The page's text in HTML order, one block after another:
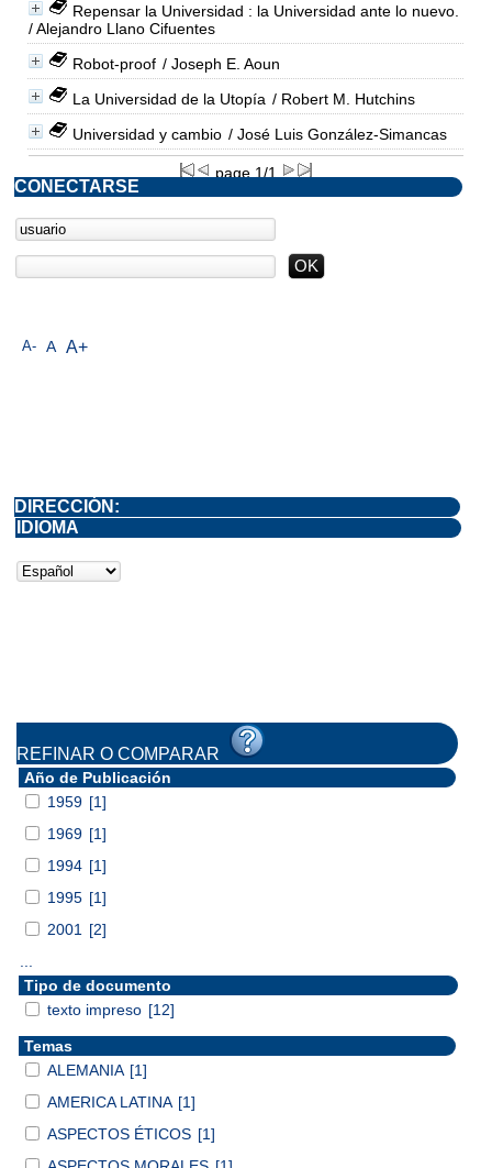
Repensar la Universidad : la Universidad ante lo nuevo.
/ Alejandro Llano Cifuentes
Robot-proof / Joseph E. Aoun
La Universidad de la Utopía / Robert M. Hutchins
Universidad y cambio / José Luis González-Simancas
page 1/1
A- A A+
CONECTARSE
DIRECCIÓN:
IDIOMA
REFINAR O COMPARAR
Año de Publicación
1959 [1]
1969 [1]
1994 [1]
1995 [1]
2001
[2]
Tipo de documento
texto impreso [12]
Temas
ALEMANIA [1]
AMERICA LATINA [1]
ASPECTOS ÉTICOS [1]